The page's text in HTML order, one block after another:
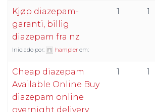
Kjøp diazepam-
garanti, billig
diazepam fra nz
Iniciado por: hampler em:
1 1
Cheap diazepam
Available Online Buy
diazepam online
overnight delivery
1 1